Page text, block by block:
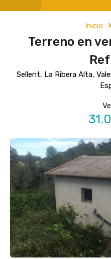
Inicio
Terreno en
Sellent, La Ribera Alta,